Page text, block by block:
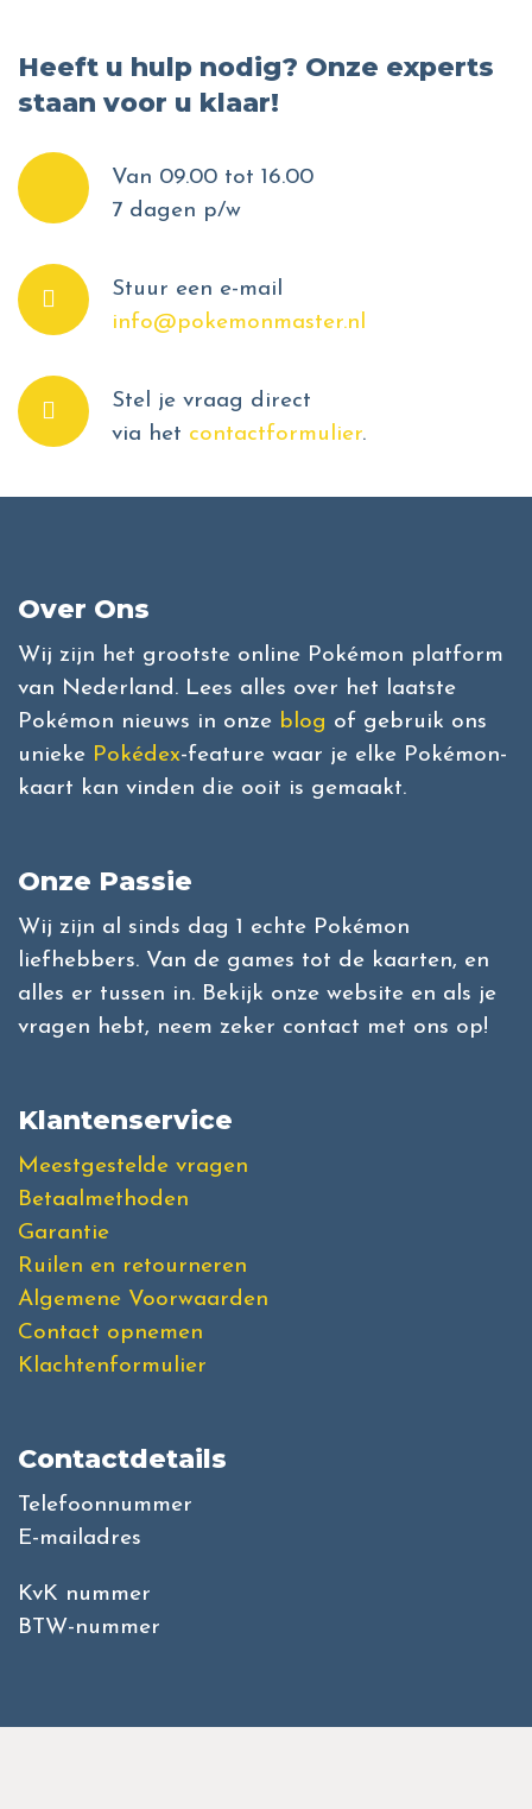
Heeft u hulp nodig? Onze experts
staan voor u klaar!
Van 09.00 tot 16.00
7 dagen p/w
Stuur een e-mail
info@pokemonmaster.nl
Stel je vraag direct
via het contactformulier.
Over Ons
Wij zijn het grootste online Pokémon platform
van Nederland. Lees alles over het laatste
Pokémon nieuws in onze blog of gebruik ons
unieke Pokédex-feature waar je elke Pokémon-
kaart kan vinden die ooit is gemaakt.
Onze Passie
Wij zijn al sinds dag 1 echte Pokémon
liefhebbers. Van de games tot de kaarten, en
alles er tussen in. Bekijk onze website en als je
vragen hebt, neem zeker contact met ons op!
Klantenservice
Meestgestelde vragen
Betaalmethoden
Garantie
Ruilen en retourneren
Algemene Voorwaarden
Contact opnemen
Klachtenformulier
Contactdetails
Telefoonnummer
E-mailadres
KvK nummer
BTW-nummer